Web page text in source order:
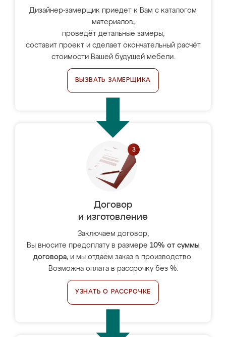
Дизайнер-замерщик приедет к Вам с каталогом
материалов,
проведёт детальные замеры,
составит проект и сделает окончательный расчёт
стоимости Вашей будущей мебели.
ВЫЗВАТЬ ЗАМЕРЩИКА
Договор
и изготовление
Заключаем договор,
Вы вносите предоплату в размере 10% от суммы
договора, и мы отдаём заказ в производство.
Возможна оплата в рассрочку без %.
УЗНАТЬ О РАССРОЧКЕ